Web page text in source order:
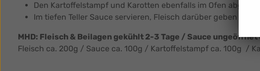
Den Kartoffelstampf und Karotten ebenfalls im Ofen
Im tiefen Teller Sauce servieren, Fleisch darüber geben und
MHD: Fleisch & Beilagen gekühlt 2-3 Tage / Sauce ungeöffnet
Fleisch ca. 200g / Sauce ca. 100g / Kartoffelstampf ca. 100g /